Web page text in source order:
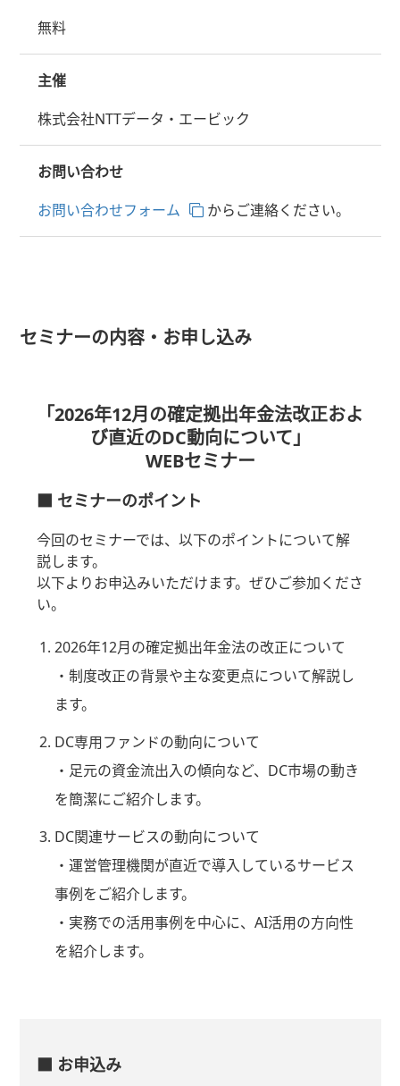
無料
主催
株式会社NTTデータ・エービック
お問い合わせ
お問い合わせフォーム
からご連絡ください。
セミナーの内容・お申し込み
「2026年12月の確定拠出年金法改正およ
び直近のDC動向について」
WEBセミナー
■ セミナーのポイント
今回のセミナーでは、以下のポイントについて解
説します。
以下よりお申込みいただけます。ぜひご参加くださ
い。
2026年12月の確定拠出年金法の改正について
・制度改正の背景や主な変更点について解説し
ます。
DC専用ファンドの動向について
・足元の資金流出入の傾向など、DC市場の動き
を簡潔にご紹介します。
DC関連サービスの動向について
・運営管理機関が直近で導入しているサービス
事例をご紹介します。
・実務での活用事例を中心に、AI活用の方向性
を紹介します。
■ お申込み